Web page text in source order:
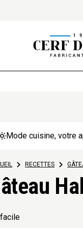
Mode cuisine, votre
> RECETTES >
facile